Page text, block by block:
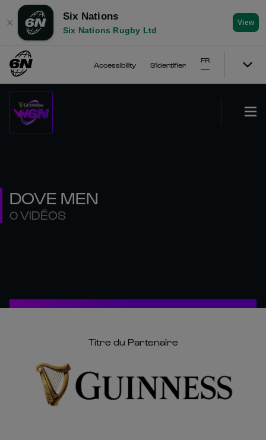
✕
Six Nations
Six Nations Rugby Ltd
View
Accessibility S'identifier
FR
DOVE MEN
0 VIDÉOS
Titre du Partenaire